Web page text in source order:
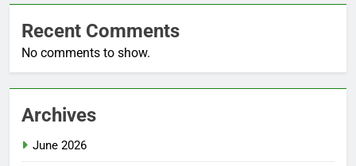
Recent Comments
No comments to show.
Archives
June 2026